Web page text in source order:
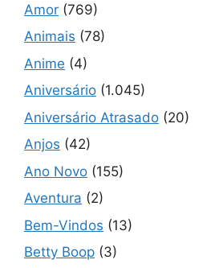
Amor (769)
Animais (78)
Anime (4)
Aniversário (1.045)
Aniversário Atrasado (20)
Anjos (42)
Ano Novo (155)
Aventura (2)
Bem-Vindos (13)
Betty Boop (3)